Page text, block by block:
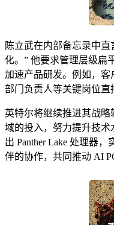
陈立武在内部备忘录中
化。” 他要求管理层级扁
加速产品研发。例如，
部门负责人等关键岗位直
英特尔将继续推进其战
域的投入，努力提升技
出 Panther Lake 处理器
伴的协作，共同推动 AI